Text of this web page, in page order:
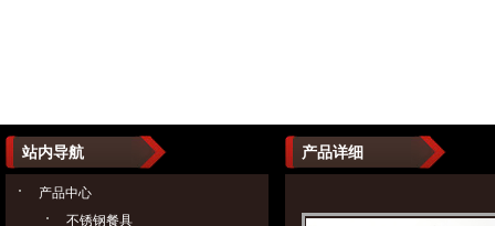
产品详细
站内导航
产品中心
不锈钢餐具